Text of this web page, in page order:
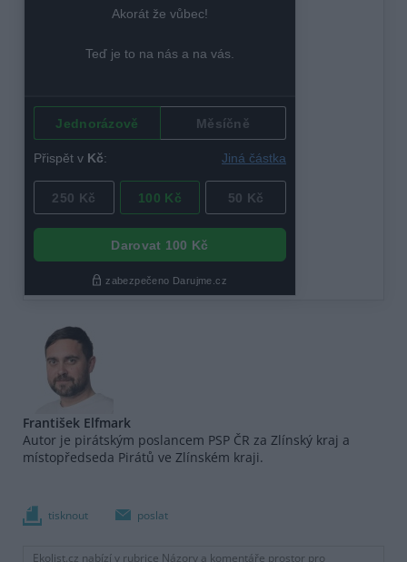
František Elfmark
Autor je pirátským poslancem PSP ČR za Zlínský kraj a
místopředseda Pirátů ve Zlínském kraji.
tisknout poslat
Ekolist.cz nabízí v rubrice Názory a komentáře prostor pro